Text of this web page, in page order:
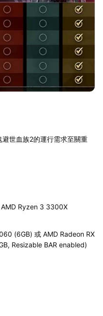
世血族2的運行需求至關重
Ryzen 3 3300X
(6GB) 或 AMD Radeon RX
Resizable BAR enabled)